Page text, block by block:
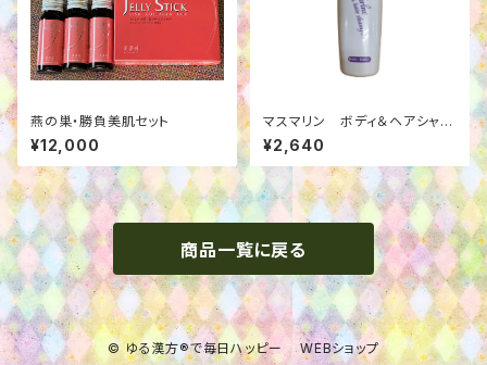
燕の巣・勝負美肌セット
¥12,000
マスマリン ボディ＆ヘアシャン
プー 250ml
¥2,640
商品一覧に戻る
© ゆる漢方®で毎日ハッピー WEBショップ